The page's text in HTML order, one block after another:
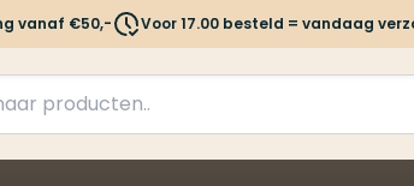
vanaf €50,- Voor 17.00 besteld = vandaag